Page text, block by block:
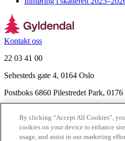
Kontakt oss
22 03 41 00
Sehesteds gate 4, 0164 Oslo
Postboks 6860 Pilestredet Park,
Nyhetsbrev
Ledige stillinger
By clicking “Accept All Cookies”,
cookies on your device to enhance
usage, and assist in our marketing